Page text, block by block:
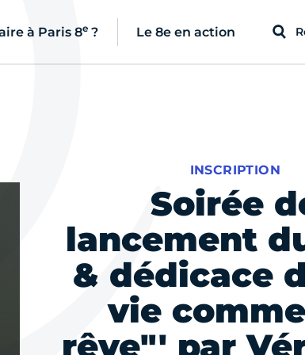
à Paris 8e ? Le 8e en action
Soirée
lancement
& dédicace
vie
rêve"' par
INSCRIPTION